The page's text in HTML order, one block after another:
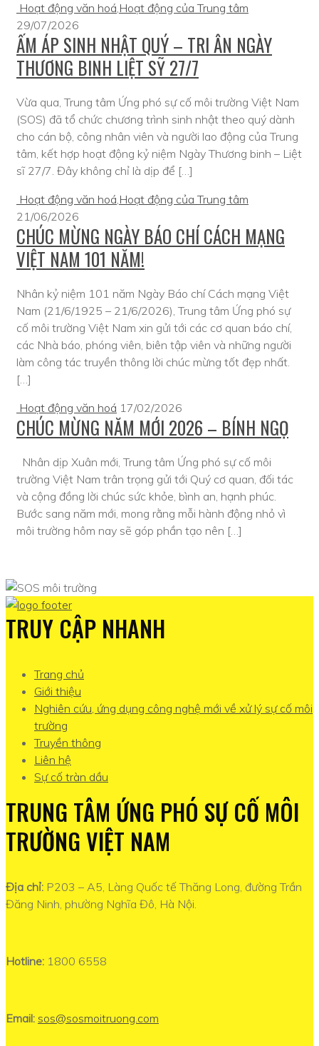
Hoạt động văn hoá,Hoạt động của Trung tâm
29/07/2026
ẤM ÁP SINH NHẬT QUÝ – TRI ÂN NGÀY
THƯƠNG BINH LIỆT SỸ 27/7
Vừa qua, Trung tâm Ứng phó sự cố môi trường Việt Nam
(SOS) đã tổ chức chương trình sinh nhật theo quý dành
cho cán bộ, công nhân viên và người lao động của Trung
tâm, kết hợp hoạt động kỷ niệm Ngày Thương binh – Liệt
sĩ 27/7. Đây không chỉ là dịp để […]
Hoạt động văn hoá,Hoạt động của Trung tâm
21/06/2026
CHÚC MỪNG NGÀY BÁO CHÍ CÁCH MẠNG
VIỆT NAM 101 NĂM!
Nhân kỷ niệm 101 năm Ngày Báo chí Cách mạng Việt
Nam (21/6/1925 – 21/6/2026), Trung tâm Ứng phó sự
cố môi trường Việt Nam xin gửi tới các cơ quan báo chí,
các Nhà báo, phóng viên, biên tập viên và những người
làm công tác truyền thông lời chúc mừng tốt đẹp nhất.
[…]
Hoạt động văn hoá 17/02/2026
CHÚC MỪNG NĂM MỚI 2026 – BÍNH NGỌ
Nhân dịp Xuân mới, Trung tâm Ứng phó sự cố môi
trường Việt Nam trân trọng gửi tới Quý cơ quan, đối tác
và cộng đồng lời chúc sức khỏe, bình an, hạnh phúc.
Bước sang năm mới, mong rằng mỗi hành động nhỏ vì
môi trường hôm nay sẽ góp phần tạo nên […]
TRUY CẬP NHANH
Trang chủ
Giới thiệu
Nghiên cứu, ứng dụng công nghệ mới về xử lý sự cố môi
trường
Truyền thông
Liên hệ
Sự cố tràn dầu
TRUNG TÂM ỨNG PHÓ SỰ CỐ MÔI
TRƯỜNG VIỆT NAM
Địa chỉ: P203 – A5, Làng Quốc tế Thăng Long, đường Trần
Đăng Ninh, phường Nghĩa Đô, Hà Nội.
Hotline: 1800 6558
Email: sos@sosmoitruong.com